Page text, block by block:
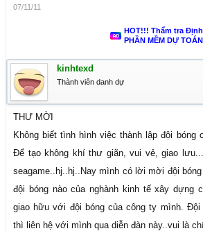
07/11/11
HOT!!! Thẩm tra
PHẦN MỀM DỰ
kinhtexd
Thành viên danh dự
THƯ MỜI
Không biết tình hình việc thành lập đội bóng
Để tạo không khí thư giãn, vui vẻ, giao
seagame..hj..hj..Nay mình có lời mời đội
đội bóng nào của nghành kinh tế xây dựng
giao hữu với đội bóng của công ty mình.
thì liên hệ với mình qua diễn đàn này..vui là